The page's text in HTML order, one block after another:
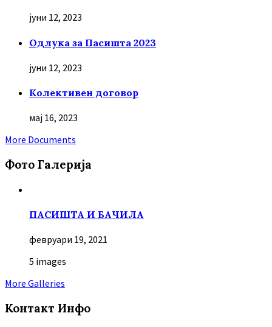
јуни 12, 2023
Oдлука за Пасишта 2023
јуни 12, 2023
Колективен договор
мај 16, 2023
More Documents
Фото Галерија
ПАСИШТА И БАЧИЛА
февруари 19, 2021
5 images
More Galleries
Контакт Инфо